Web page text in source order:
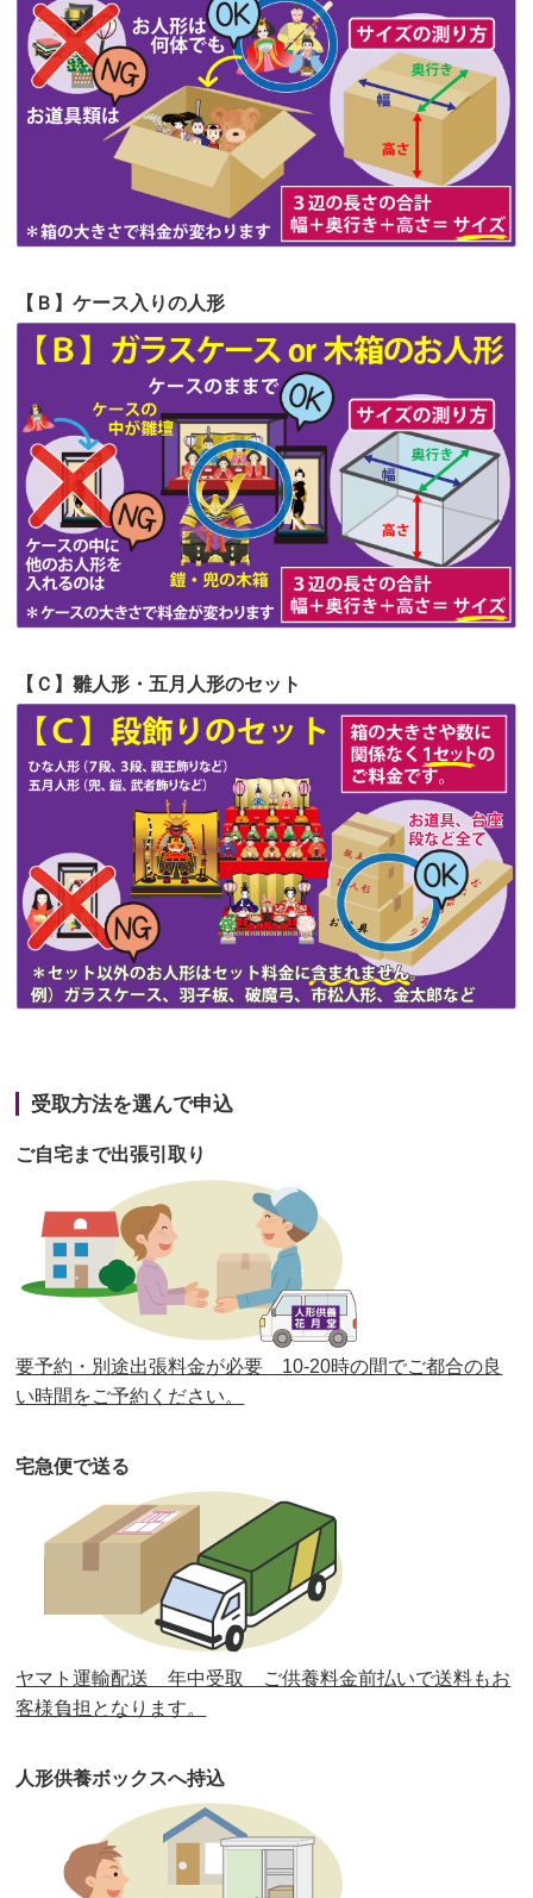
見つけまし...
第62回人形供養祭令和5年6月21日(水)
第61回人形供養祭 令和5年5月19日(金)
第60回人形供養祭令和5年3月28日(火)
第59回人形供養祭 令和5年2月10日(金)
第58回人形供養祭令和5年12月21日(水)
第56回人形供養祭 令和4年10月19日(水)
第55回人形供養祭令和4年9月8日(木)
第54回人形供養祭令和4年8月1日(月)
第53回人形供養祭令和4年7月1日(金)
第52回人形供養祭令和4年5月17日(火)
第51回人形供養祭令和4年4月18日(月)
第50回人形供養祭令和4年3月15日(火)
第49回人形供養祭令和4年1月17日(月)
第48回人形供養祭令和3年12月3日(金)
第47回人形供養祭 令和3年10月11日(月)
第46回人形供養祭 令和3年9月13日(月)
第45回人形供養祭令和3年7月12日(月)
第44回人形供養祭令和3年6月3日(木)
第43回人形供養祭令和3年4月23日(金)
第39回人形供養祭令和2年10月22日(木)
第38回人形供養祭 令和2年8月26日(水)
第37回人形供養祭 令和2年6月8日(月)
第36回人形供養祭 令和2年4月16日(木)
第35回人形供養祭令和2年2月13日(木)
第33回人形供養祭
第32回人形供養祭 令和元年6月12日(水)
第31回人形供養祭 平成31年3月13日(水)
第30回人形供養祭平成30年11月28日(水)
第29回人形供養祭平成30年5月23日(水)
第27回人形供養祭平成29年6月14日(水)
第26回人形供養祭平成28年12月15日(木)
第25回人形供養祭 平成28年6月16日(木)
【Ｂ】ケース入りの人形
【Ｃ】雛人形・五月人形のセット
受取方法を選んで申込
ご自宅まで出張引取り
要予約・別途出張料金が必要 10-20時の間でご都合の良
い時間をご予約ください。
宅急便で送る
ヤマト運輸配送 年中受取 ご供養料金前払いで送料もお
客様負担となります。
人形供養ボックスへ持込